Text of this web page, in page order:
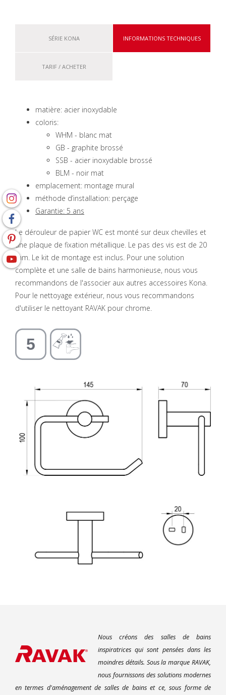
SÉRIE KONA INFORMATIONS TECHNIQUES
TARIF / ACHETER
matière: acier inoxydable
coloris:
WHM - blanc mat
GB - graphite brossé
SSB - acier inoxydable brossé
BLM - noir mat
emplacement: montage mural
méthode d’installation: perçage
Garantie: 5 ans
Le dérouleur de papier WC est monté sur deux chevilles et
une plaque de fixation métallique. Le pas des vis est de 20
mm. Le kit de montage est inclus. Pour une solution
complète et une salle de bains harmonieuse, nous vous
recommandons de l'associer aux autres accessoires Kona.
Pour le nettoyage extérieur, nous vous recommandons
d'utiliser le nettoyant RAVAK pour chrome.
Nous créons des salles de bains
inspiratrices qui sont pensées dans les
moindres détails. Sous la marque RAVAK,
nous fournissons des solutions modernes
en termes d'aménagement de salles de bains et ce, sous forme de